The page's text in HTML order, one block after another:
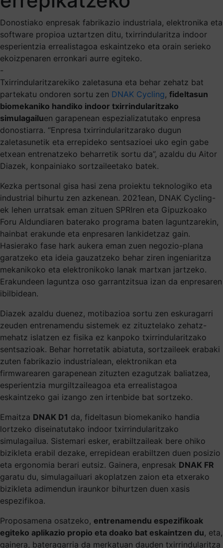
Donostiako enpresak fabrikazio industriala, elektronika eta
software propioa uztartzen ditu, txirrindularitza indoor
esperientzia errealistagoa eskaintzeko eta orain serieko
ekoizpenaren erronkari aurre egiteko.
-
Txirrindularitzarekiko zaletasuna eta behar zehatz bat
partekatu ondoren sortu zen DNAK Cycling, fideltasun
biomekaniko handiko indoor txirrindularitzako
simulagailuen garapenean espezializatutako enpresa
donostiarra. “Enpresa txirrindularitzarako dugun
zaletasunetik eta errepideko sentsazioei uko egin gabe
etxean entrenatzeko beharretik sortu da”, azaldu du Aitor
Diazek, konpainiako sortzaileetako batek.
Kezka pertsonal gisa hasi zena proiektu teknologiko eta
industrial bihurtu zen azkenean. 2021ean, DNAK Cycling-
ek lehen urratsak eman zituen SPRIren eta Gipuzkoako
Foru Aldundiaren baterako programa baten laguntzarekin,
hainbat erakunde eta enpresaren lankidetzaz gain.
Hasierako fase hark aukera eman zuen negozio-plana
garatzeko eta ideia gauzatzeko behar ziren ingeniaritza
mekanikoko eta elektronikoko lanak martxan jartzeko.
Erakundeen laguntza oso garrantzitsua izan da enpresaren
ibilbidean.
Diazek azaldu duenez, motibazioa sortu zen eskuragarri
zeuden entrenamendu sistemek ez zituztelako zehatz-
mehatz islatzen ez fisika ez kanpoko txirrindularitzako
sentsazioak. Behar horretatik abiatuta, sortzaileek erabaki
zuten fabrikazio industrialean, elektronikan eta
firmwarearen garapenean zituzten ezagutzak baliatzea,
esperientzia murgiltzaileagoa eta errealistagoa
eskaintzeko gai izango zen irtenbide bat sortzeko.
Emaitza DNAK D1 da, fideltasun biomekaniko handia
lortzeko diseinatutako indoor txirrindularitzako
simulagailua. Sistemari esker, erabiltzaileak bere ohiko
bizikleta erabil dezake, errepidean erabiltzen duen posizio
eta ergonomia berari eutsiz. Gainera, enpresak DNAK FR
garatu du, simulagailuari akoplatzen zaion eta etxerako
bizikleta adimendun iraunkor bihurtzen duen xasis
espezifikoa.
Proposamena osatzeko, entrenamendu espezifikoak
egiteko aplikazio propio eta doako bat eskaintzen du, eta,
gainera, bateragarria da merkatuan dauden txirrindularitza